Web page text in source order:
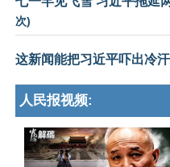
次)
这新闻能把习近平吓出冷
人民报视频: